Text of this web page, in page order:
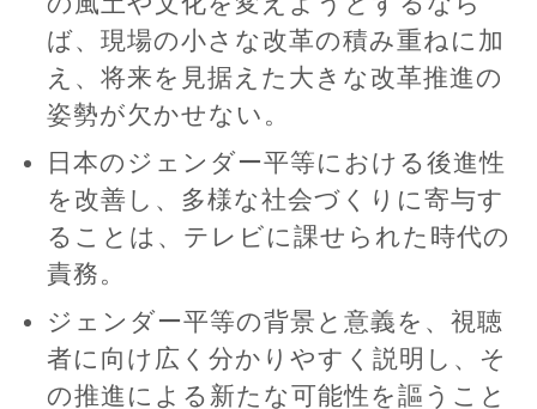
ば、現場の小さな改革の積み重ねに加
え、将来を見据えた大きな改革推進の
姿勢が欠かせない。
日本のジェンダー平等における後進性
を改善し、多様な社会づくりに寄与す
ることは、テレビに課せられた時代の
責務。
ジェンダー平等の背景と意義を、視聴
者に向け広く分かりやすく説明し、そ
の推進による新たな可能性を謳うこと